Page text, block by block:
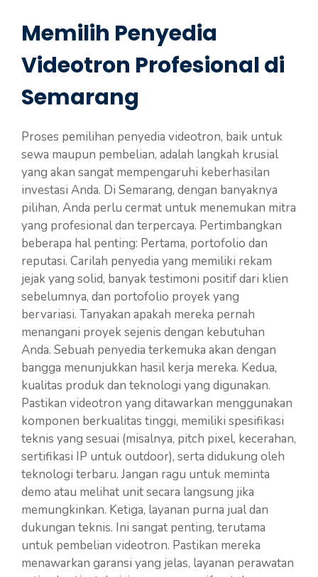
Memilih Penyedia
Videotron Profesional di
Semarang
Proses pemilihan penyedia videotron, baik untuk
sewa maupun pembelian, adalah langkah krusial
yang akan sangat mempengaruhi keberhasilan
investasi Anda. Di Semarang, dengan banyaknya
pilihan, Anda perlu cermat untuk menemukan mitra
yang profesional dan terpercaya. Pertimbangkan
beberapa hal penting: Pertama, portofolio dan
reputasi. Carilah penyedia yang memiliki rekam
jejak yang solid, banyak testimoni positif dari klien
sebelumnya, dan portofolio proyek yang
bervariasi. Tanyakan apakah mereka pernah
menangani proyek sejenis dengan kebutuhan
Anda. Sebuah penyedia terkemuka akan dengan
bangga menunjukkan hasil kerja mereka. Kedua,
kualitas produk dan teknologi yang digunakan.
Pastikan videotron yang ditawarkan menggunakan
komponen berkualitas tinggi, memiliki spesifikasi
teknis yang sesuai (misalnya, pitch pixel, kecerahan,
sertifikasi IP untuk outdoor), serta didukung oleh
teknologi terbaru. Jangan ragu untuk meminta
demo atau melihat unit secara langsung jika
memungkinkan. Ketiga, layanan purna jual dan
dukungan teknis. Ini sangat penting, terutama
untuk pembelian videotron. Pastikan mereka
menawarkan garansi yang jelas, layanan perawatan